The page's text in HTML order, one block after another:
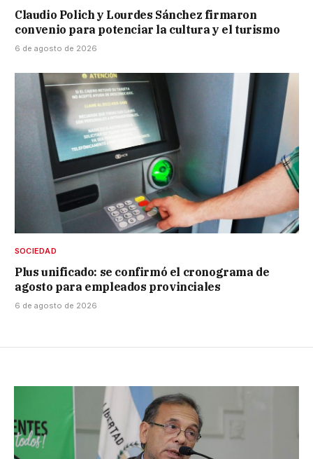
Claudio Polich y Lourdes Sánchez firmaron
convenio para potenciar la cultura y el turismo
6 de agosto de 2026
SOCIEDAD
Plus unificado: se confirmó el cronograma de
agosto para empleados provinciales
6 de agosto de 2026